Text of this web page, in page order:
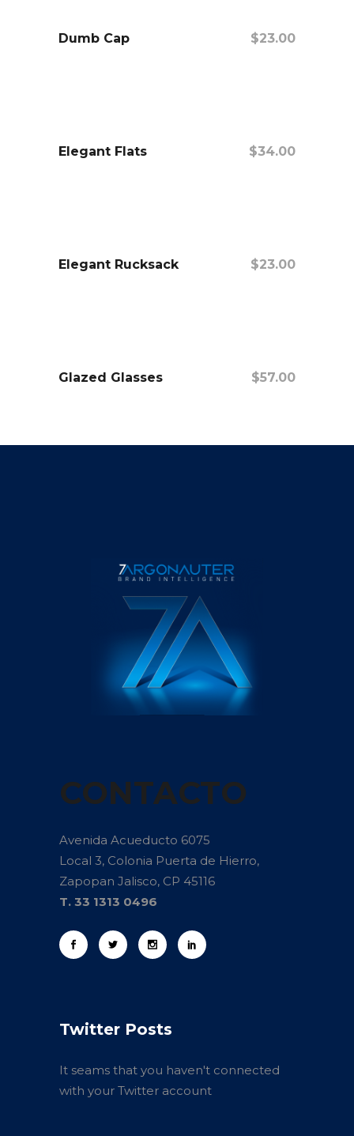
Dumb Cap $23.00
Elegant Flats $34.00
Elegant Rucksack $23.00
Glazed Glasses $57.00
CONTACTO
Avenida Acueducto 6075
Local 3, Colonia Puerta de Hierro,
Zapopan Jalisco, CP 45116
T. 33 1313 0496
Twitter Posts
It seams that you haven't connected
with your Twitter account